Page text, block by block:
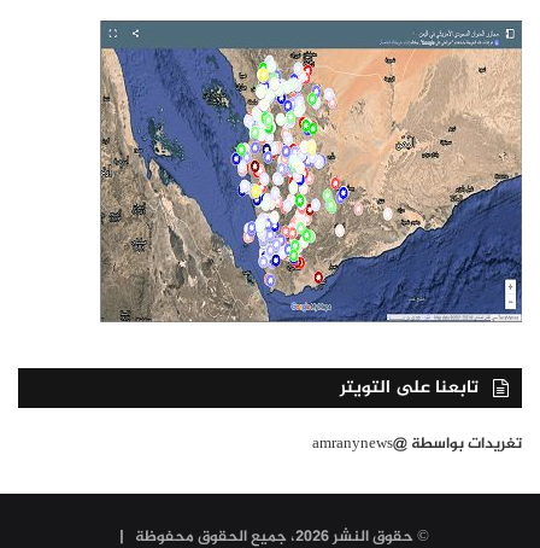
تابعنا على التويتر
تغريدات بواسطة @amranynews
© حقوق النشر 2026، جميع الحقوق محفوظة |